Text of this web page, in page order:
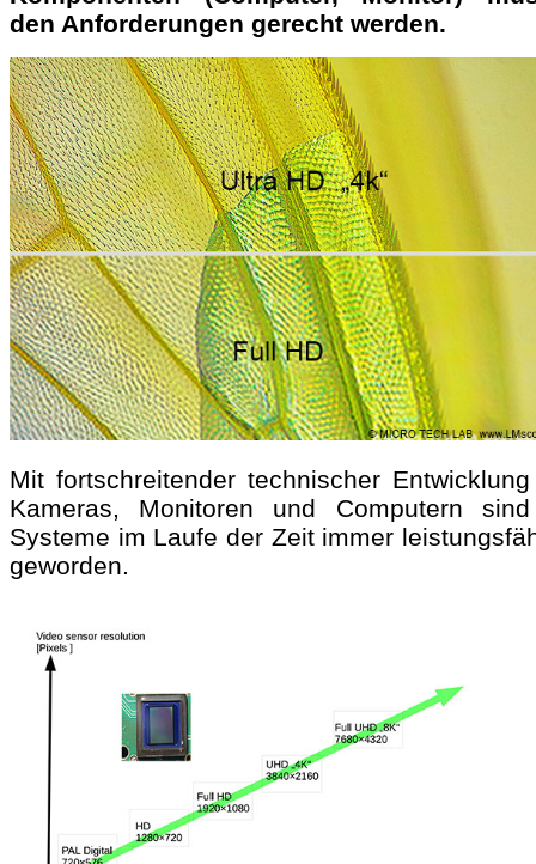
den Anforderungen gerecht werden.
Mit fortschreitender technischer
Kameras, Monitoren und Computern
Systeme im Laufe der Zeit immer
geworden.